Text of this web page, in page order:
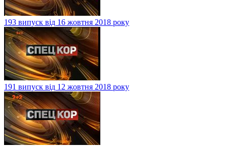
193 випуск від 16 жовтня 2018 року
191 випуск від 12 жовтня 2018 року